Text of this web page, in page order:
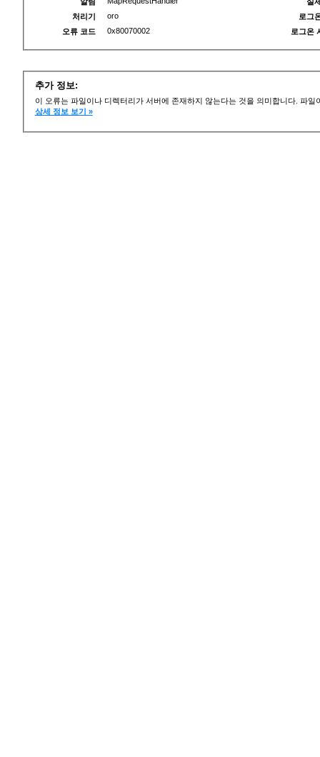
처리기
oro
오류 코드
0x80070002
로그
로그온
추가 정보:
이 오류는 파일이나 디렉터리가 서버에 존재하지 않는다는 것을 의미합니다. 파
상세 정보 보기 »